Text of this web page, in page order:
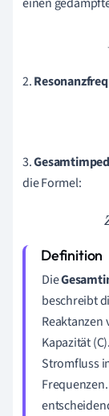
2.
3.
die Formel:
Die
beschreibt
Reaktanzen
Kapazität
Stromfluss